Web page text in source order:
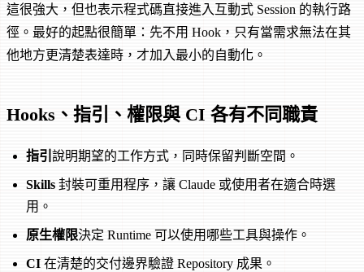
這很強大，但也表示程式碼直接進入互動式 Session 的執行路
徑。最好的起點很簡單：先不用 Hook，只有當需求無法在其
他地方更清楚表達時，才加入最小的自動化。
Hooks、指引、權限與 CI 各有不同職責
指引 說明期望的工作方式，同時保留判斷空間。
Skills 封裝可重用程序，讓 Claude 或使用者在適合時選
用。
原生權限決定 Runtime 可以使用哪些工具與操作。
CI 在清楚的交付邊界驗證 Repository 成果。